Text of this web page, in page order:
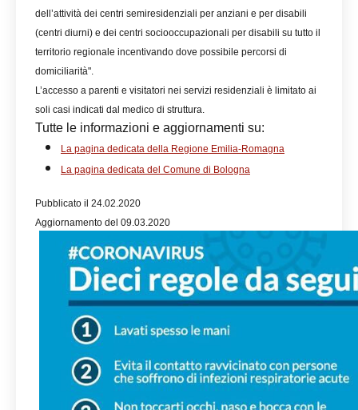
dell’attività dei centri semiresidenziali per anziani e per disabili
(centri diurni) e dei centri sociooccupazionali per disabili su tutto il
territorio regionale incentivando dove possibile percorsi di
domiciliarità".
L’accesso a parenti e visitatori nei servizi residenziali è limitato ai
soli casi indicati dal medico di struttura.
Tutte le informazioni e aggiornamenti su:
La pagina dedicata della Regione Emilia-Romagna
La pagina dedicata del Comune di Bologna
Pubblicato il 24.02.2020
Aggiornamento del 09.03.2020